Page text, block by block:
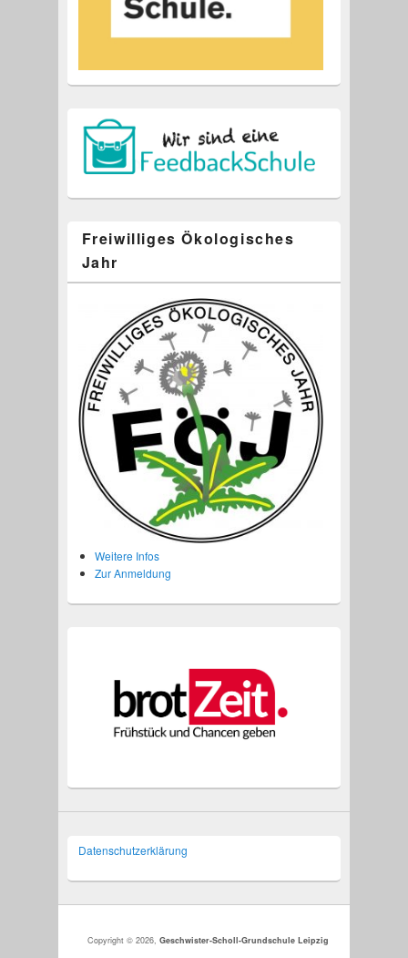
Freiwilliges Ökologisches
Jahr
Weitere Infos
Zur Anmeldung
Datenschutzer­klärung
Copyright © 2026,Geschwister-Scholl-Grundschule Leipzig